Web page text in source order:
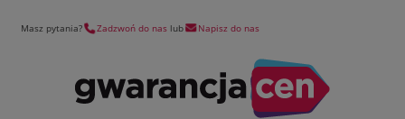
Masz pytania? Zadzwoń do nas lub Napisz do nas